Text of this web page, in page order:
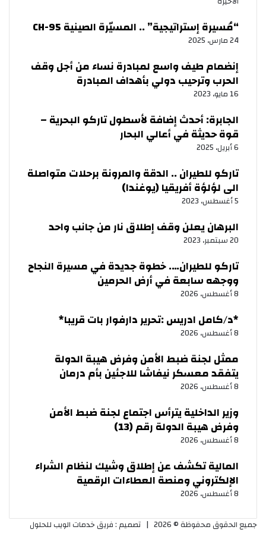
“مُسيرة إستراتيجية” .. المسيّرة الصينية CH-95
24 مارس، 2025
إنضمام طيف واسع لمبادرة نساء من أجل وقف
الحرب وترحيب دولي بأهداف المبادرة
16 مايو، 2023
الجابرة: أحدث إضافة لأسطول تاركو البحرية –
قوة حديثة في أعالي البحار
6 أبريل، 2025
تاركو للطيران .. الدقة والمرونة برحلات متواصلة
الى لؤلؤة أفريقيا (يوغندا)
5 أغسطس، 2023
البرهان يعلن وقف إطلاق نار من جانب واحد
20 سبتمبر، 2023
تاركو للطيران…. خطوة جديدة في مسيرة النجاح
ووجهه سابعة في أرض الحرمين
8 أغسطس، 2026
‏*د/كامل ادريس :تحرير دارفوار بات قريبا*
8 أغسطس، 2026
ممثل لجنة ضبط الأمن وفرض هيبة الدولة
يتفقد معسكر نيفاشا للاجئين بأم درمان
8 أغسطس، 2026
وزير الداخلية يترأس اجتماع لجنة ضبط الأمن
وفرض هيبة الدولة رقم (13)
8 أغسطس، 2026
المالية تكشف عن إطلاق وشيك لنظام الشراء
الإلكتروني ومنصة العطاءات الرقمية
8 أغسطس، 2026
جميع الحقوق محفوظة © 2026 |
تصميم : فريق خدمات الويب للحلول